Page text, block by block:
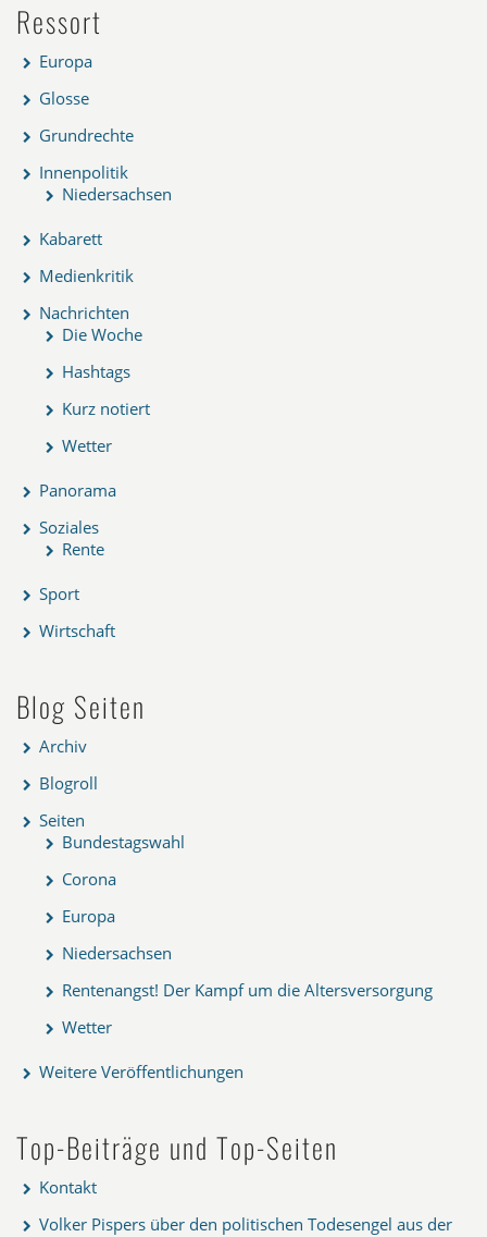
Ressort
Europa
Glosse
Grundrechte
Innenpolitik
Niedersachsen
Kabarett
Medienkritik
Nachrichten
Die Woche
Hashtags
Kurz notiert
Wetter
Panorama
Soziales
Rente
Sport
Wirtschaft
Blog Seiten
Archiv
Blogroll
Seiten
Bundestagswahl
Corona
Europa
Niedersachsen
Rentenangst! Der Kampf um die Altersversorgung
Wetter
Weitere Veröffentlichungen
Top-Beiträge und Top-Seiten
Kontakt
Volker Pispers über den politischen Todesengel aus der